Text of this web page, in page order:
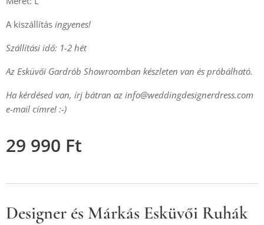
A kiszállítás ingyenes!
Szállítási idő: 1-2 hét
Az Esküvői Gardrób Showroomban készleten van és próbálható.
Ha kérdésed van, írj bátran az info@weddingdesignerdress.com
e-mail címre! :-)
29 990 Ft
Designer és Márkás Esküvői Ruhák